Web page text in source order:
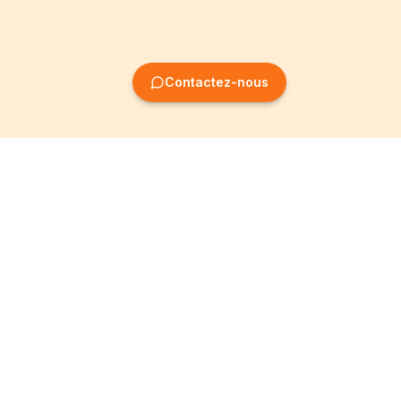
Contactez-nous